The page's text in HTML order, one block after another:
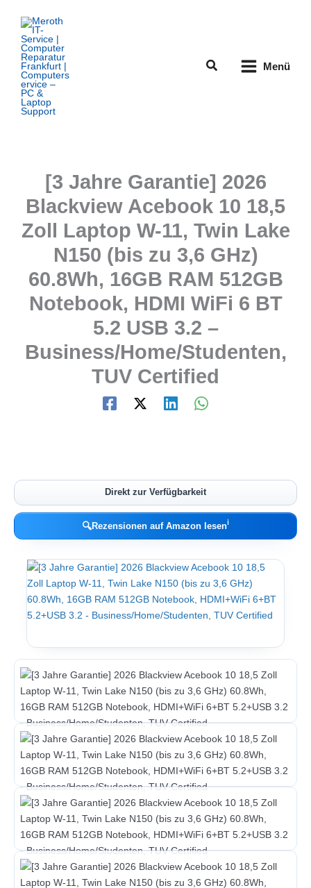
Inhalt
springen
Suchen Menü
[3 Jahre Garantie] 2026
Blackview Acebook 10 18,5
Zoll Laptop W-11, Twin Lake
N150 (bis zu 3,6 GHz)
60.8Wh, 16GB RAM 512GB
Notebook, HDMI WiFi 6 BT
5.2 USB 3.2 –
Business/Home/Studenten,
TUV Certified
Direkt zur Verfügbarkeit
🔍Rezensionen auf Amazon lesenℹ︎